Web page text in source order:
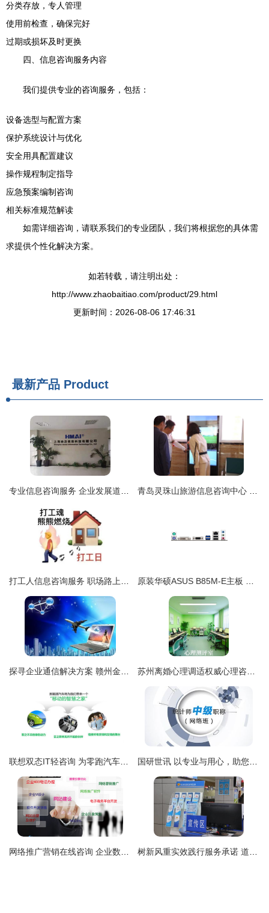
分类存放，专人管理
使用前检查，确保完好
过期或损坏及时更换
四、信息咨询服务内容
我们提供专业的咨询服务，包括：
设备选型与配置方案
保护系统设计与优化
安全用具配置建议
操作规程制定指导
应急预案编制咨询
相关标准规范解读
如需详细咨询，请联系我们的专业团队，我们将根据您的具体需
求提供个性化解决方案。
如若转载，请注明出处：
http://www.zhaobaitiao.com/product/29.html
更新时间：2026-08-06 17:46:31
最新产品 Product